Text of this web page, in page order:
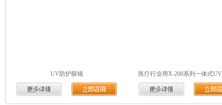
UV防护眼镜 医疗行业用X-200系列一体式